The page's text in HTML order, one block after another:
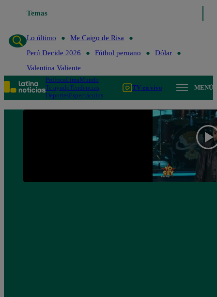
Temas
Lo último
Me Caigo de Risa
Perú Decide 2026
Fútbol peruano
Dólar
Valentina Valiente
PolíticaLimaMundo
Te ayudoTendencias
DeportesEspectáculos
TV en vivo MENÚ